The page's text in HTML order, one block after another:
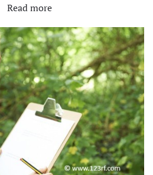
Read more